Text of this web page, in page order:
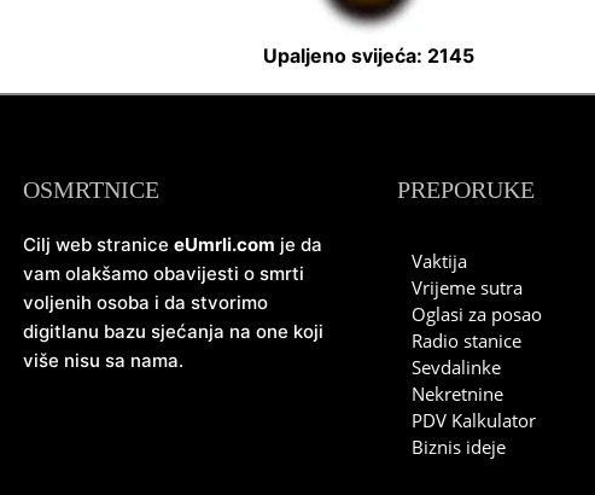
Upaljeno svijeća: 2145
OSMRTNICE
Cilj web stranice eUmrli.com je da
vam olakšamo obavijesti o smrti
voljenih osoba i da stvorimo
digitlanu bazu sjećanja na one koji
više nisu sa nama.
PREPORUKE
Vaktija
Vrijeme sutra
Oglasi za posao
Radio stanice
Sevdalinke
Nekretnine
PDV Kalkulator
Biznis ideje